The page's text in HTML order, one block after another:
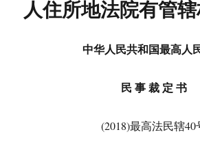
人住所地法院有管
中华人民共和国最高人
民 事 裁 定 书
(2018)最高法民辖40